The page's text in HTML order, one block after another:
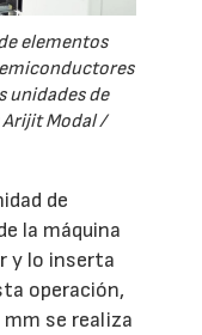
elementos
unidades de
Modal /
de
la máquina
y lo inserta
operación,
se realiza